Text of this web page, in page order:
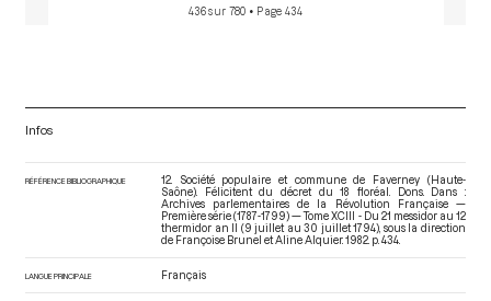
436 sur 780 • Page 434
Infos
RÉFÉRENCE BIBLIOGRAPHIQUE
12. Société populaire et commune de Faverney (Haute-
Saône). Félicitent du décret du 18 floréal. Dons. Dans :
Archives parlementaires de la Révolution Française —
Première série (1787-1799) — Tome XCIII - Du 21 messidor au 12
thermidor an II (9 juillet au 30 juillet 1794) , sous la direction
de Françoise Brunel et Aline Alquier. 1982. p. 434.
LANGUE PRINCIPALE Français